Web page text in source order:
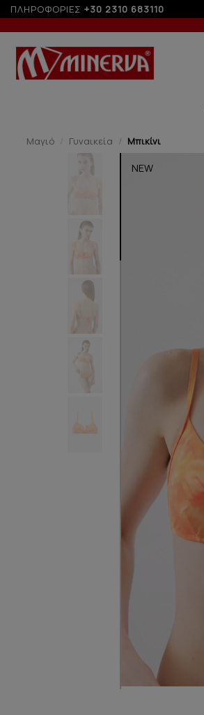
ΠΛΗΡΟΦΟΡΙΕΣ +30 2310 683110
Μαγιό Γυναικεία Μπικίνι
NEW